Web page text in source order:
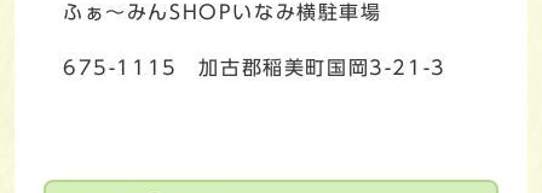
ふぁ～みんSHOPいなみ横駐車場
675-1115 加古郡稲美町国岡3-21-3